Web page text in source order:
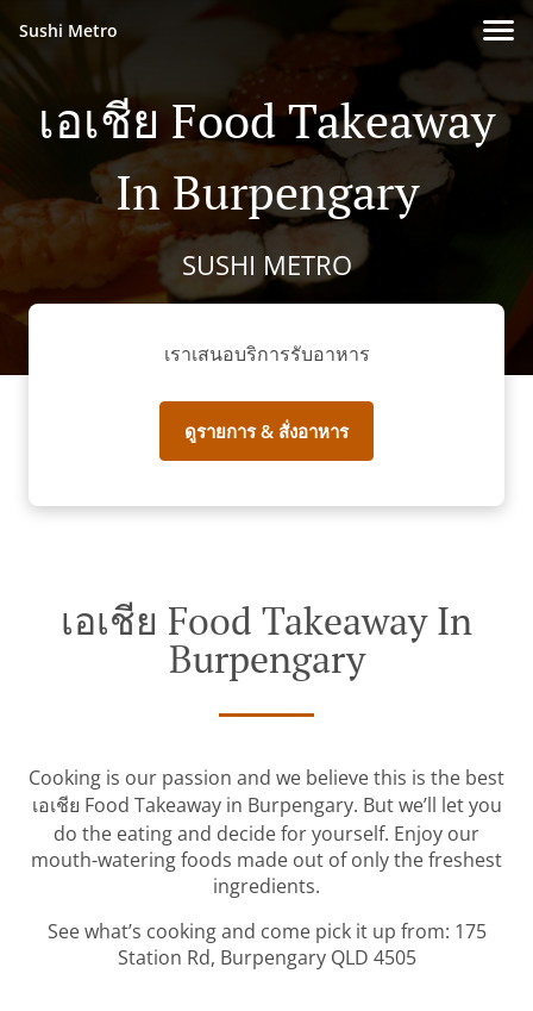
Sushi Metro
เอเชีย Food Takeaway
In Burpengary
SUSHI METRO
เราเสนอบริการรับอาหาร
ดูรายการ & สั่งอาหาร
เอเชีย Food Takeaway In
Burpengary
Cooking is our passion and we believe this is the best
เอเชีย Food Takeaway in Burpengary. But we’ll let you
do the eating and decide for yourself. Enjoy our
mouth-watering foods made out of only the freshest
ingredients.
See what’s cooking and come pick it up from: 175
Station Rd, Burpengary QLD 4505